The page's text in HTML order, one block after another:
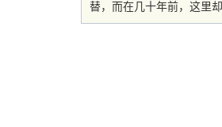
替，而在几十年前，这里